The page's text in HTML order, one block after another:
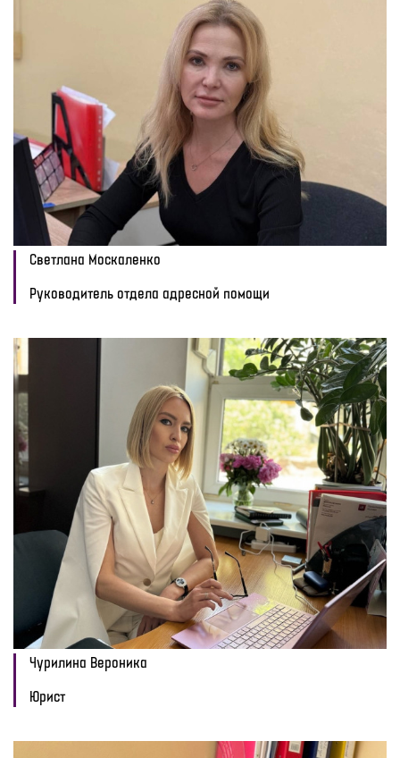
Светлана Москаленко
Руководитель отдела адресной помощи
Чурилина Вероника
Юрист